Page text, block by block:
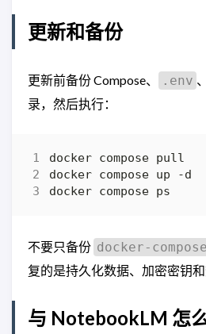
更新和备份
更新前备份 Compose、 .env
录，然后执行：
不要只备份 docker-
复的是持久化数据、加密密钥和
与 NotebookLM 怎